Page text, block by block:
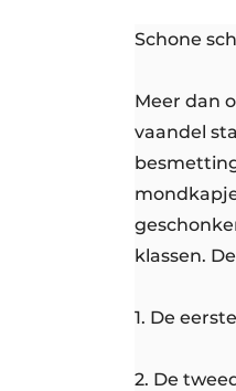
Schone
Meer dan
vaandel
klassen.
1. De
2. De